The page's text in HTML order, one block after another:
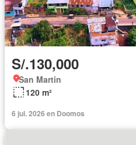
S/.130,000
San Martin
120 m²
6 jul. 2026 en Doomos